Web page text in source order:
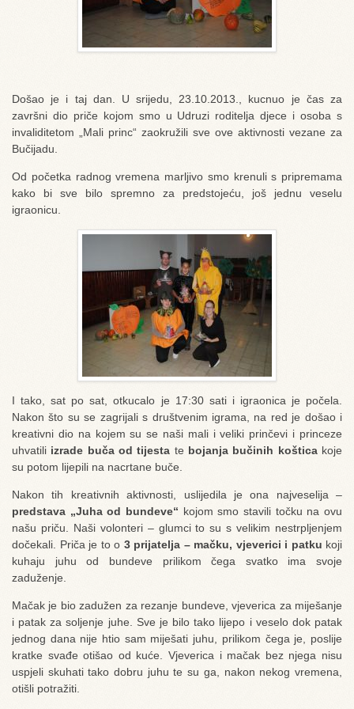
Došao je i taj dan. U srijedu, 23.10.2013., kucnuo je čas za
završni dio priče kojom smo u Udruzi roditelja djece i osoba s
invaliditetom „Mali princ“ zaokružili sve ove aktivnosti vezane za
Bučijadu.
Od početka radnog vremena marljivo smo krenuli s pripremama
kako bi sve bilo spremno za predstojeću, još jednu veselu
igraonicu.
I tako, sat po sat, otkucalo je 17:30 sati i igraonica je počela.
Nakon što su se zagrijali s društvenim igrama, na red je došao i
kreativni dio na kojem su se naši mali i veliki prinčevi i princeze
uhvatili izrade buča od tijesta te bojanja bučinih košticakoje
su potom lijepili na nacrtane buče.
Nakon tih kreativnih aktivnosti, uslijedila je ona najveselija –
predstava „Juha od bundeve“ kojom smo stavili točku na ovu
našu priču. Naši volonteri – glumci to su s velikim nestrpljenjem
dočekali. Priča je to o 3 prijatelja – mačku, vjeverici i patku koji
kuhaju juhu od bundeve prilikom čega svatko ima svoje
zaduženje.
Mačak je bio zadužen za rezanje bundeve, vjeverica za miješanje
i patak za soljenje juhe. Sve je bilo tako lijepo i veselo dok patak
jednog dana nije htio sam miješati juhu, prilikom čega je, poslije
kratke svađe otišao od kuće. Vjeverica i mačak bez njega nisu
uspjeli skuhati tako dobru juhu te su ga, nakon nekog vremena,
otišli potražiti.